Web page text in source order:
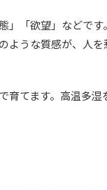
「欲望」などです
ような質感が、人
育てます。高温多湿